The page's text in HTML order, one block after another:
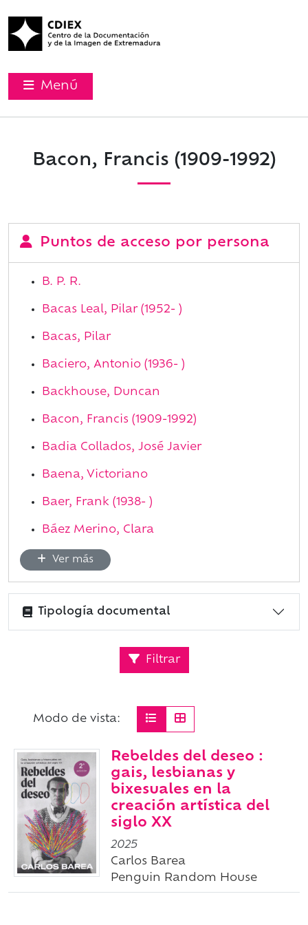
Menú
Bacon, Francis (1909-1992)
Puntos de acceso por persona
B. P. R.
Bacas Leal, Pilar (1952- )
Bacas, Pilar
Baciero, Antonio (1936- )
Backhouse, Duncan
Bacon, Francis (1909-1992)
Badia Collados, José Javier
Baena, Victoriano
Baer, Frank (1938- )
Báez Merino, Clara
Ver más
Tipología documental
Filtrar
Modo de vista:
Rebeldes del deseo :
gais, lesbianas y
bixesuales en la
creación artística del
siglo XX
2025
Carlos Barea
Penguin Random House